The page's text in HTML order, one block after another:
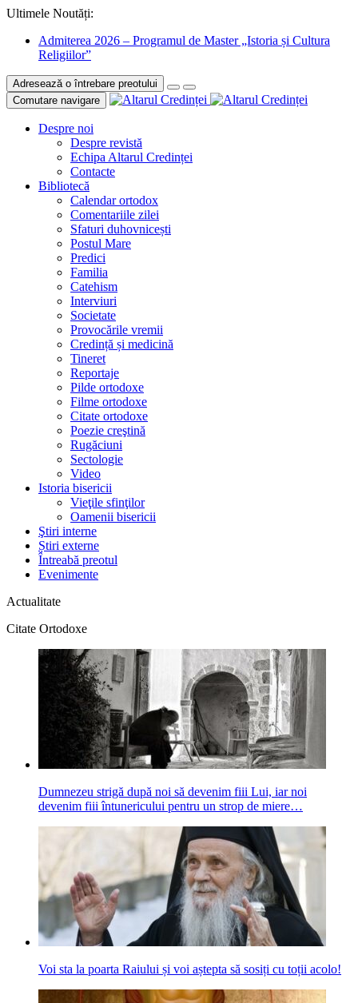
Ultimele Noutăți:
Admiterea 2026 – Programul de Master „Istoria și Cultura
Religiilor”
Adresează o întrebare preotului
Comutare navigare
Despre noi
Despre revistă
Echipa Altarul Credinței
Contacte
Bibliotecă
Calendar ortodox
Comentariile zilei
Sfaturi duhovnicești
Postul Mare
Predici
Familia
Catehism
Interviuri
Societate
Provocările vremii
Credință și medicină
Tineret
Reportaje
Pilde ortodoxe
Filme ortodoxe
Citate ortodoxe
Poezie creştină
Rugăciuni
Sectologie
Video
Istoria bisericii
Vieţile sfinţilor
Oamenii bisericii
Ştiri interne
Știri externe
Întreabă preotul
Evenimente
Actualitate
Citate Ortodoxe
Dumnezeu strigă după noi să devenim fiii Lui, iar noi
devenim fiii întunericului pentru un strop de miere…
Voi sta la poarta Raiului și voi aștepta să sosiți cu toții acolo!